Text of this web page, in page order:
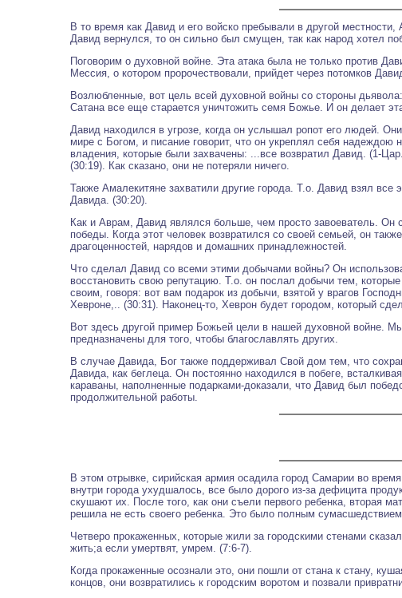
В то время как Давид и его войско пребывали в другой
Давид вернулся, то он сильно был смущен, так как народ хотел
Поговорим о духовной войне. Эта атака была не только против
Мессия, о котором пророчествовали, прийдет через потомков
Возлюбленные, вот цель всей духовной войны со стороны
Сатана все еще старается уничтожить семя Божье. И он делает
Давид находился в угрозе, когда он услышал ропот его людей.
мире с Богом, и писание говорит, что он укреплял себя
владения, которые были захвачены: ...все возвратил Давид. (1-
(30:19). Как сказано, они не потеряли ничего.
Также Амалекитяне захватили другие города. Т.о. Давид взял
Давида. (30:20).
Как и Аврам, Давид являлся больше, чем просто завоеватель.
победы. Когда этот человек возвратился со своей семьей, он
драгоценностей, нарядов и домашних принадлежностей.
Что сделал Давид со всеми этими добычами войны? Он
восстановить свою репутацию. Т.о. он послал добычи тем,
своим, говоря: вот вам подарок из добычи, взятой у врагов
Хевроне,.. (30:31). Наконец-то, Хеврон будет городом, который
Вот здесь другой пример Божьей цели в нашей духовной войне.
предназначены для того, чтобы благославлять других.
В случае Давида, Бог также поддерживал Свой дом тем, что
Давида, как беглеца. Он постоянно находился в побеге,
караваны, наполненные подарками-доказали, что Давид был
продолжительной работы.
В этом отрывке, сирийская армия осадила город Самарии во
внутри города ухудшалось, все было дорого из-за дефицита
скушают их. После того, как они съели первого ребенка, вторая
решила не есть своего ребенка. Это было полным
Четверо прокаженных, которые жили за городскими стенами
жить;а если умертвят, умрем. (7:6-7).
Когда прокаженные осознали это, они пошли от стана к стану,
концов, они возвратились к городским воротом и позвали